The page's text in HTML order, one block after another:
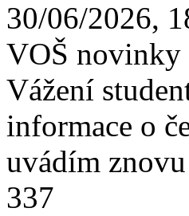
30/06/2026,
VOŠ novinky
Vážení
informace o
uvádím
337